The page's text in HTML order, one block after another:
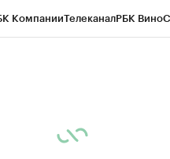
КомпанииТелеканалРБК Вино